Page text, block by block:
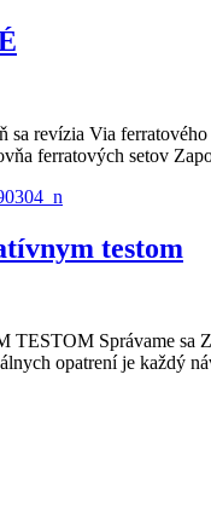
revízia Via
ferratových setov
testom
Správame sa
opatrení je každý